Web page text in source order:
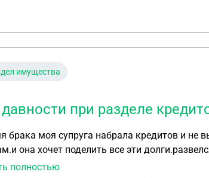
имущества
при разделе
брака моя супруга набрала кредитов и не
она хочет поделить все эти долги.развелся я с ней уже 3.5
и с какого момента он начинается.с
полностью